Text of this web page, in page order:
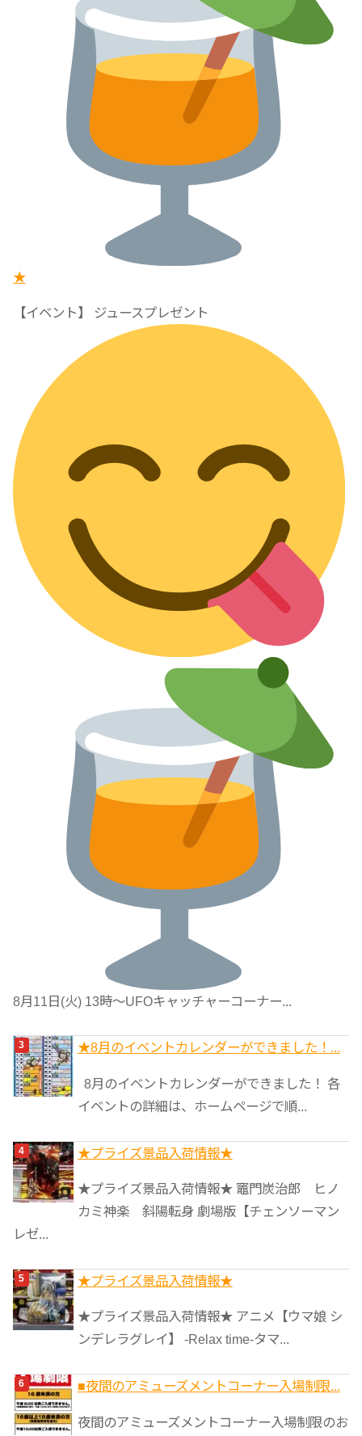
★
【イベント】 ジュースプレゼント
8月11日(火) 13時〜UFOキャッチャーコーナー...
★8月のイベントカレンダーができました！...
8月のイベントカレンダーができました！ 各
イベントの詳細は、ホームページで順...
★プライズ景品入荷情報★
★プライズ景品入荷情報★ 竈門炭治郎 ヒノ
カミ神楽 斜陽転身 劇場版【チェンソーマン
レゼ...
★プライズ景品入荷情報★
★プライズ景品入荷情報★ アニメ【ウマ娘 シ
ンデレラグレイ】 -Relax time-タマ...
■夜間のアミューズメントコーナー入場制限...
夜間のアミューズメントコーナー入場制限のお